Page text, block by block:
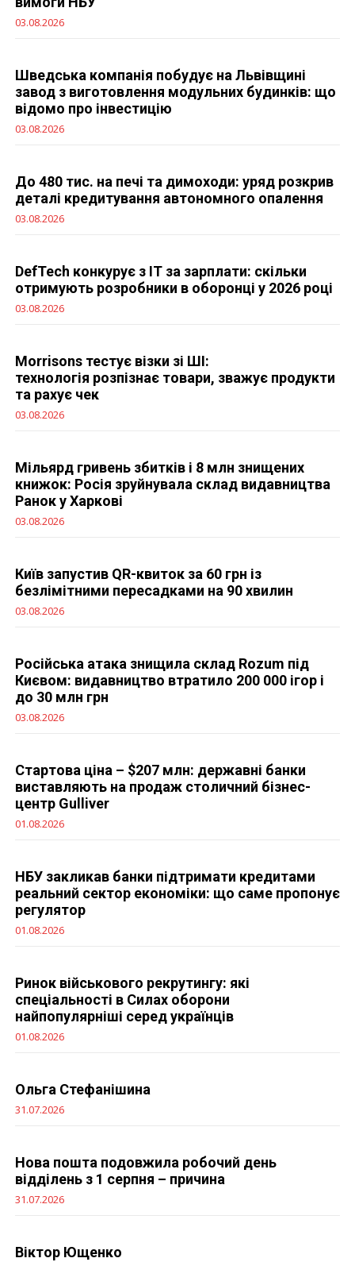
03.08.2026
Шведська компанія побудує на Львівщині
завод з виготовлення модульних будинків: що
відомо про інвестицію
03.08.2026
До 480 тис. на печі та димоходи: уряд розкрив
деталі кредитування автономного опалення
03.08.2026
DefTech конкурує з IT за зарплати: скільки
отримують розробники в оборонці у 2026 році
03.08.2026
Morrisons тестує візки зі ШІ:
технологія розпізнає товари, зважує продукти
та рахує чек
03.08.2026
Мільярд гривень збитків і 8 млн знищених
книжок: Росія зруйнувала склад видавництва
Ранок у Харкові
03.08.2026
Київ запустив QR-квиток за 60 грн із
безлімітними пересадками на 90 хвилин
03.08.2026
Російська атака знищила склад Rozum під
Києвом: видавництво втратило 200 000 ігор і
до 30 млн грн
03.08.2026
Стартова ціна – $207 млн: державні банки
виставляють на продаж столичний бізнес-
центр Gulliver
01.08.2026
НБУ закликав банки підтримати кредитами
реальний сектор економіки: що саме пропонує
регулятор
01.08.2026
Ринок військового рекрутингу: які
спеціальності в Силах оборони
найпопулярніші серед українців
01.08.2026
Ольга Стефанішина
31.07.2026
Нова пошта подовжила робочий день
відділень з 1 серпня – причина
31.07.2026
Віктор Ющенко